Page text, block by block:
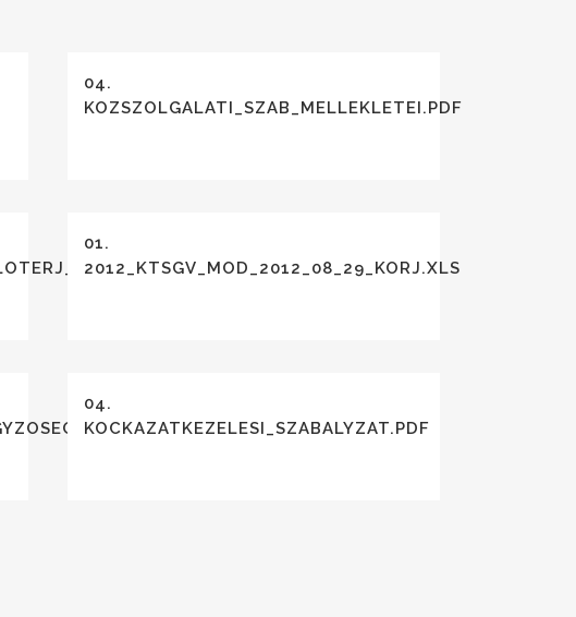
04.
KOZSZOLGALATI_SZAB_MELLEKLETEI.PDF
01.
2012_KTSGV_MOD_2012_08_29_KORJ.XLS
04.
KOCKAZATKEZELESI_SZABALYZAT.PDF